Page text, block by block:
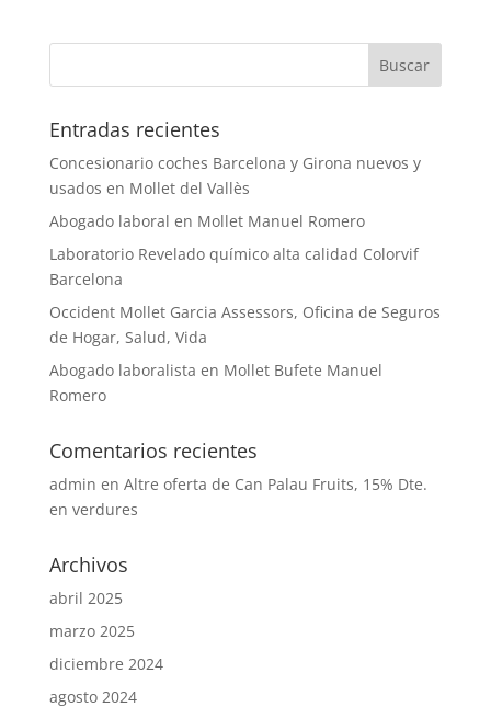
Entradas recientes
Concesionario coches Barcelona y Girona nuevos y
usados en Mollet del Vallès
Abogado laboral en Mollet Manuel Romero
Laboratorio Revelado químico alta calidad Colorvif
Barcelona
Occident Mollet Garcia Assessors, Oficina de Seguros
de Hogar, Salud, Vida
Abogado laboralista en Mollet Bufete Manuel
Romero
Comentarios recientes
admin en Altre oferta de Can Palau Fruits, 15% Dte.
en verdures
Archivos
abril 2025
marzo 2025
diciembre 2024
agosto 2024